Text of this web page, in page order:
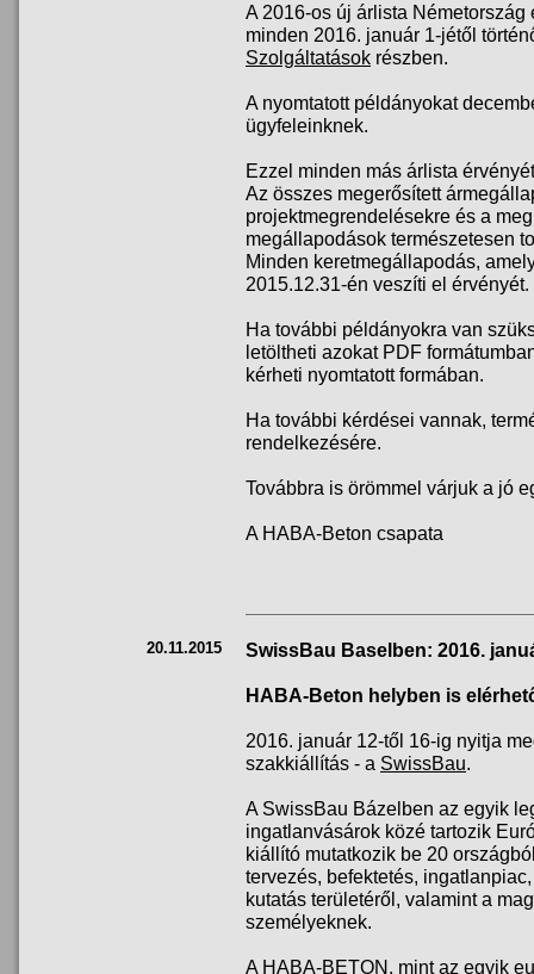
A 2016-os új árlista
minden 2016. január 1-jétől
Szolgáltatások részben.
A nyomtatott példányokat
ügyfeleinknek.
Ezzel minden más árlista
Az összes megerősített
projektmegrendelésekre és a
megállapodások természetesen
Minden keretmegállapodás,
2015.12.31-én veszíti el érvényét.
Ha további példányokra van
letöltheti azokat PDF
kérheti nyomtatott formában.
Ha további kérdései vannak,
rendelkezésére.
Továbbra is örömmel várjuk a jó
A HABA-Beton csapata
20.11.2015 SwissBau Baselben: 2016.
HABA-Beton helyben is
2016. január 12-től 16-ig nyitja
szakkiállítás - a SwissBau.
A SwissBau Bázelben az egyik
ingatlanvásárok közé tartozik
kiállító mutatkozik be 20
tervezés, befektetés,
kutatás területéről, valamint a
személyeknek.
A HABA-BETON, mint az egyik